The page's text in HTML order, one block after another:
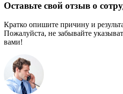
Оставьте свой отзыв о
Кратко опишите причину и
Пожалуйста, не забывайте
вами!